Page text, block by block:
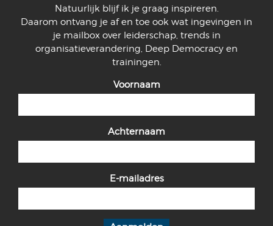
Natuurlijk blijf ik je graag inspireren.
Daarom ontvang je af en toe ook wat ingevingen in
je mailbox over leiderschap, trends in
organisatieverandering, Deep Democracy en
trainingen.
Voornaam
Achternaam
E-mailadres